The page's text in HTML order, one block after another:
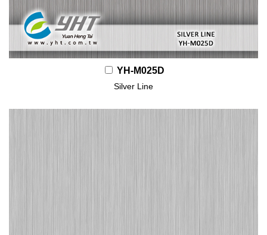
YH-M025D
Silver Line